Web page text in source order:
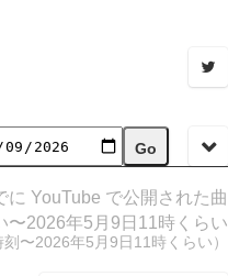
YouTube で公開された曲
2026年5月9日11時くらい
〜2026年5月9日11時くらい）